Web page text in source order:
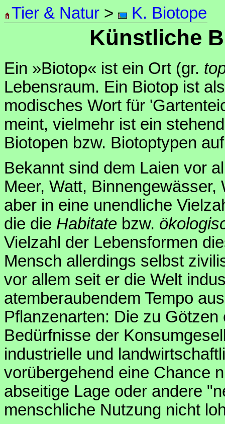
Tier & Natur > K. Biotope
Künstliche
Ein »Biotop« ist ein Ort (gr.
Lebensraum. Ein Biotop ist
modisches Wort für
meint, vielmehr ist ein
Biotopen bzw. Biotoptypen
Bekannt sind dem Laien vor
Meer, Watt,
aber in eine unendliche
die die Habitate bzw.
Vielzahl der Lebensformen
Mensch allerdings selbst
vor allem seit er die Welt
atemberaubendem Tempo
Pflanzenarten: Die zu
Bedürfnisse der
industrielle und
vorübergehend eine Chance
abseitige Lage oder andere
menschliche Nutzung nicht